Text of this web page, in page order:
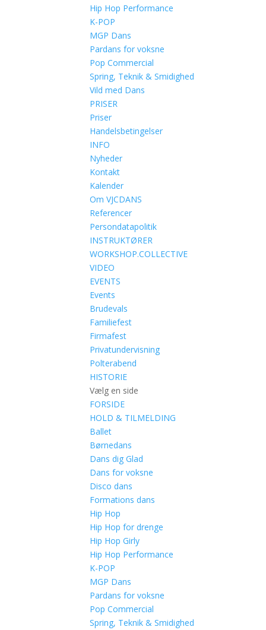
Hip Hop Performance
K-POP
MGP Dans
Pardans for voksne
Pop Commercial
Spring, Teknik & Smidighed
Vild med Dans
PRISER
Priser
Handelsbetingelser
INFO
Nyheder
Kontakt
Kalender
Om VJCDANS
Referencer
Persondatapolitik
INSTRUKTØRER
WORKSHOP.COLLECTIVE
VIDEO
EVENTS
Events
Brudevals
Familiefest
Firmafest
Privatundervisning
Polterabend
HISTORIE
Vælg en side
FORSIDE
HOLD & TILMELDING
Ballet
Børnedans
Dans dig Glad
Dans for voksne
Disco dans
Formations dans
Hip Hop
Hip Hop for drenge
Hip Hop Girly
Hip Hop Performance
K-POP
MGP Dans
Pardans for voksne
Pop Commercial
Spring, Teknik & Smidighed